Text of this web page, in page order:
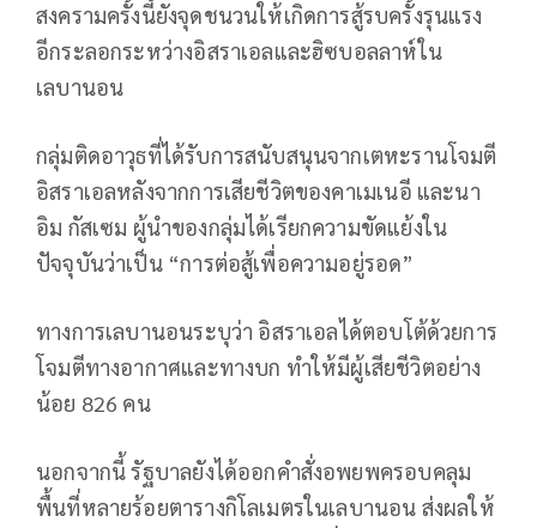
สงครามครั้งนี้ยังจุดชนวนให้เกิดการสู้รบครั้งรุนแรง
อีกระลอกระหว่างอิสราเอลและฮิซบอลลาห์ใน
เลบานอน
กลุ่มติดอาวุธที่ได้รับการสนับสนุนจากเตหะรานโจมตี
อิสราเอลหลังจากการเสียชีวิตของคาเมเนอี และนา
อิม กัสเซม ผู้นำของกลุ่มได้เรียกความขัดแย้งใน
ปัจจุบันว่าเป็น “การต่อสู้เพื่อความอยู่รอด”
ทางการเลบานอนระบุว่า อิสราเอลได้ตอบโต้ด้วยการ
โจมตีทางอากาศและทางบก ทำให้มีผู้เสียชีวิตอย่าง
น้อย 826 คน
นอกจากนี้ รัฐบาลยังได้ออกคำสั่งอพยพครอบคลุม
พื้นที่หลายร้อยตารางกิโลเมตรในเลบานอน ส่งผลให้